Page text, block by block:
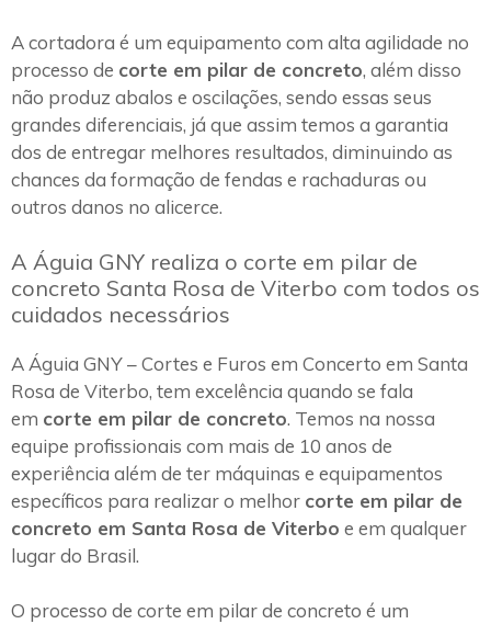
A cortadora é um equipamento com alta agilidade no
processo de corte em pilar de concreto, além disso
não produz abalos e oscilações, sendo essas seus
grandes diferenciais, já que assim temos a garantia
dos de entregar melhores resultados, diminuindo as
chances da formação de fendas e rachaduras ou
outros danos no alicerce.
A Águia GNY realiza o corte em pilar de
concreto Santa Rosa de Viterbo com todos os
cuidados necessários
A Águia GNY – Cortes e Furos em Concerto em Santa
Rosa de Viterbo, tem excelência quando se fala
em corte em pilar de concreto. Temos na nossa
equipe profissionais com mais de 10 anos de
experiência além de ter máquinas e equipamentos
específicos para realizar o melhor corte em pilar de
concreto em Santa Rosa de Viterbo e em qualquer
lugar do Brasil.
O processo de corte em pilar de concreto é um